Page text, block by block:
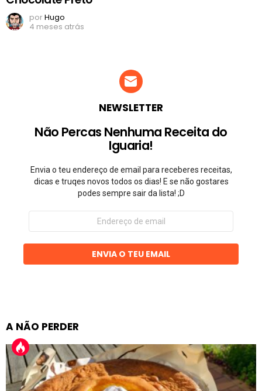
porHugo
4 meses atrás
NEWSLETTER
Não Percas Nenhuma Receita do
Iguaria!
Envia o teu endereço de email para receberes receitas,
dicas e truqes novos todos os dias! E se não gostares
podes sempre sair da lista! ;D
Endereço
email
ENVIA O TEU EMAIL
A NÃO PERDER